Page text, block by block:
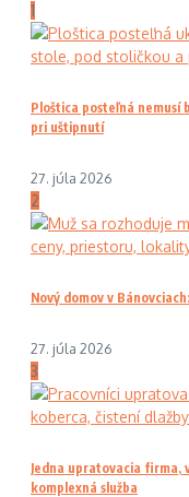
1
Ploštica posteľná nemusí
pri uštipnutí
27. júla 2026
2
Nový domov v
27. júla 2026
3
Jedna upratovacia firma,
komplexná služba